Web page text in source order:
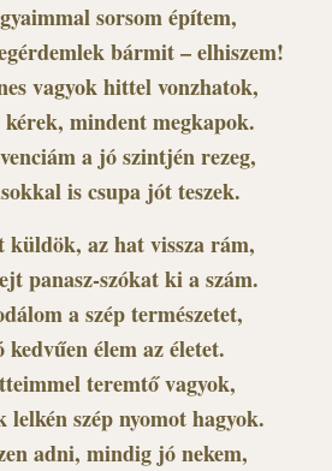
sorsom építem,
bármit – elhiszem!
vagyok hittel vonzhatok,
mindent megkapok.
a jó szintjén rezeg,
is csupa jót teszek.
küldök, az hat vissza rám,
panasz-szókat ki a szám.
a szép természetet,
kedvűen élem az életet.
teremtő vagyok,
lelkén szép nyomot hagyok.
adni, mindig jó nekem,